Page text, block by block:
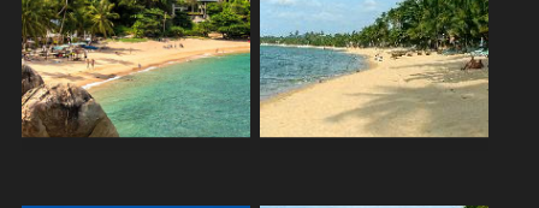
[LI#1403]Chaweng[/LI#1403]
– ein bisschen ruhiger, ein
bisschen authentischer,
aber mit allem, was...
oder auf Thai Haad Thong
Ta-khian, liegt ziemlich gut
versteckt zwischen dem
Chaweng Beach und dem
La...